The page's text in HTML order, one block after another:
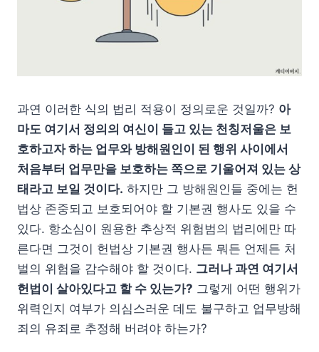
과연 이러한 식의 법리 적용이 정의로운 것일까? 아
마도 여기서 정의의 여신이 들고 있는 천칭저울은 보
호하고자 하는 업무와 방해원인이 된 행위 사이에서
처음부터 업무만을 보호하는 쪽으로 기울어져 있는 상
태라고 보일 것이다. 하지만 그 방해원인들 중에는 헌
법상 존중되고 보호되어야 할 기본권 행사도 있을 수
있다. 항소심이 원용한 추상적 위험범의 법리에만 따
른다면 그것이 헌법상 기본권 행사든 뭐든 언제든 처
벌의 위험을 감수해야 할 것이다. 그러나 과연 여기서
헌법이 살아있다고 할 수 있는가? 그렇게 어떤 행위가
위력인지 여부가 의심스러운 데도 불구하고 업무방해
죄의 유죄로 추정해 버려야 하는가?